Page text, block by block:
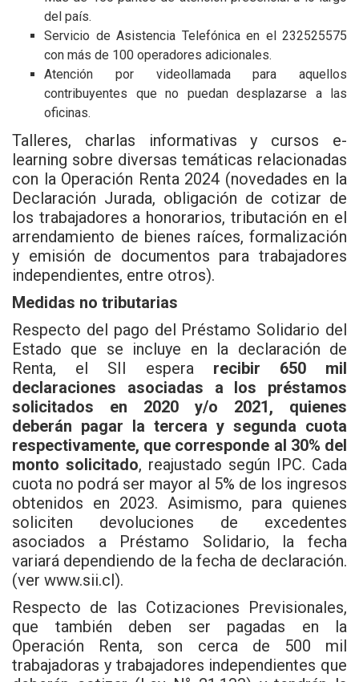
del país.
Servicio de Asistencia Telefónica en el 232525575
con más de 100 operadores adicionales.
Atención por videollamada para aquellos
contribuyentes que no puedan desplazarse a las
oficinas.
Talleres, charlas informativas y cursos e-
learning sobre diversas temáticas relacionadas
con la Operación Renta 2024 (novedades en la
Declaración Jurada, obligación de cotizar de
los trabajadores a honorarios, tributación en el
arrendamiento de bienes raíces, formalización
y emisión de documentos para trabajadores
independientes, entre otros).
Medidas no tributarias
Respecto del pago del Préstamo Solidario del
Estado que se incluye en la declaración de
Renta, el SII espera recibir 650 mil
declaraciones asociadas a los préstamos
solicitados en 2020 y/o 2021, quienes
deberán pagar la tercera y segunda cuota
respectivamente, que corresponde al 30% del
monto solicitado, reajustado según IPC. Cada
cuota no podrá ser mayor al 5% de los ingresos
obtenidos en 2023. Asimismo, para quienes
soliciten devoluciones de excedentes
asociados a Préstamo Solidario, la fecha
variará dependiendo de la fecha de declaración.
(ver www.sii.cl).
Respecto de las Cotizaciones Previsionales,
que también deben ser pagadas en la
Operación Renta, son cerca de 500 mil
trabajadoras y trabajadores independientes que